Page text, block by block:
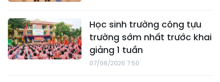
Học sinh trường công tựu
trường sớm nhất trước khai
giảng 1 tuần
07/08/2026 7:50